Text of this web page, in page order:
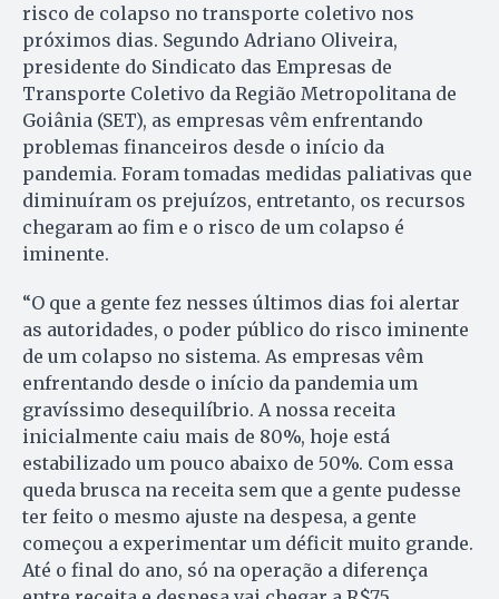
risco de colapso no transporte coletivo nos
próximos dias. Segundo Adriano Oliveira,
presidente do Sindicato das Empresas de
Transporte Coletivo da Região Metropolitana de
Goiânia (SET), as empresas vêm enfrentando
problemas financeiros desde o início da
pandemia. Foram tomadas medidas paliativas que
diminuíram os prejuízos, entretanto, os recursos
chegaram ao fim e o risco de um colapso é
iminente.
“O que a gente fez nesses últimos dias foi alertar
as autoridades, o poder público do risco iminente
de um colapso no sistema. As empresas vêm
enfrentando desde o início da pandemia um
gravíssimo desequilíbrio. A nossa receita
inicialmente caiu mais de 80%, hoje está
estabilizado um pouco abaixo de 50%. Com essa
queda brusca na receita sem que a gente pudesse
ter feito o mesmo ajuste na despesa, a gente
começou a experimentar um déficit muito grande.
Até o final do ano, só na operação a diferença